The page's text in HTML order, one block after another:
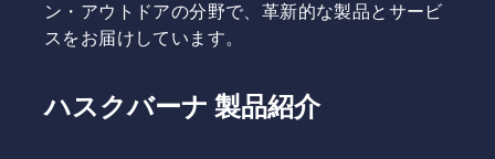
ン・アウトドアの分野で、革新的な製品とサービ
スをお届けしています。
ハスクバーナ 製品紹介